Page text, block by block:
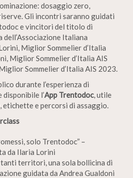
dosaggio zero,
Gli incontri saranno guidati
e vincitori del titolo di
dell’Associazione Italiana
Miglior Sommelier d’Italia
Miglior Sommelier d’Italia AIS
Sommelier d’Italia AIS 2023.
durante l’esperienza di
l’App Trentodoc, utile
e percorsi di assaggio.
solo Trentodoc” –
da Ilaria Lorini
territori, una sola bollicina di
guidata da Andrea Gualdoni